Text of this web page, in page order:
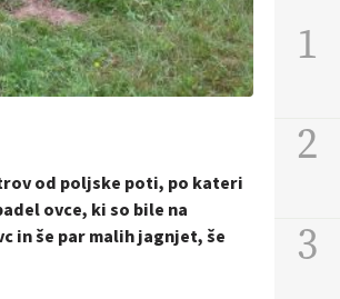
od poljske poti, po kateri
ovce, ki so bile na
in še par malih jagnjet, še
1
2
3